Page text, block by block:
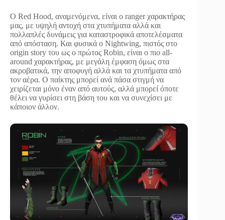
Ο Red Hood, αναμενόμενα, είναι ο ranger χαρακτήρας
μας, με υψηλή αντοχή στα χτυπήματα αλλά και
πολλαπλές δυνάμεις για καταστροφικά αποτελέσματα
από απόσταση. Και φυσικά ο Nightwing, πιστός στο
origin story του ως ο πρώτος Robin, είναι ο πιο all-
around χαρακτήρας, με μεγάλη έμφαση όμως στα
ακροβατικά, την αποφυγή αλλά και τα χτυπήματα από
τον αέρα. Ο παίκτης μπορεί ανά πάσα στιγμή να
χειρίζεται μόνο έναν από αυτούς, αλλά μπορεί όποτε
θέλει να γυρίσει στη βάση του και να συνεχίσει με
κάποιον άλλον.